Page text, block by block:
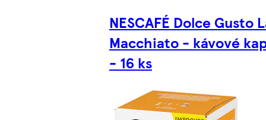
NESCAFÉ Dolce Gusto
Macchiato - kávové
- 16 ks